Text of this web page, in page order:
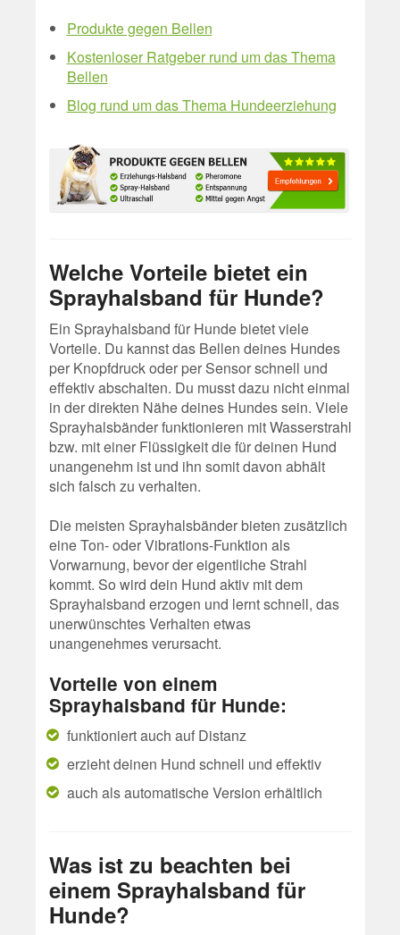
Produkte gegen Bellen
Kostenloser Ratgeber rund um das Thema
Bellen
Blog rund um das Thema Hundeerziehung
Welche Vorteile bietet ein
Sprayhalsband für Hunde?
Ein Sprayhalsband für Hunde bietet viele
Vorteile. Du kannst das Bellen deines Hundes
per Knopfdruck oder per Sensor schnell und
effektiv abschalten. Du musst dazu nicht einmal
in der direkten Nähe deines Hundes sein. Viele
Sprayhalsbänder funktionieren mit Wasserstrahl
bzw. mit einer Flüssigkeit die für deinen Hund
unangenehm ist und ihn somit davon abhält
sich falsch zu verhalten.
Die meisten Sprayhalsbänder bieten zusätzlich
eine Ton- oder Vibrations-Funktion als
Vorwarnung, bevor der eigentliche Strahl
kommt. So wird dein Hund aktiv mit dem
Sprayhalsband erzogen und lernt schnell, das
unerwünschtes Verhalten etwas
unangenehmes verursacht.
Vorteile von einem
Sprayhalsband für Hunde:
funktioniert auch auf Distanz
erzieht deinen Hund schnell und effektiv
auch als automatische Version erhältlich
Was ist zu beachten bei
einem Sprayhalsband für
Hunde?